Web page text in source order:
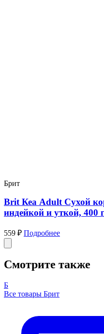
Брит
Brit Кеа Adult Сухой
индейкой и уткой, 400
559 ₽ Подробнее
Смотрите также
Б
Все товары Брит